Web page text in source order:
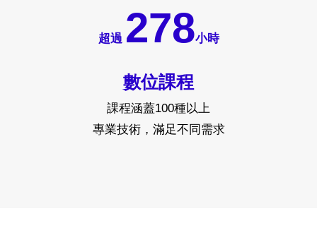
超過 415小時
數位課程
課程涵蓋100種以上
專業技術，滿足不同需求